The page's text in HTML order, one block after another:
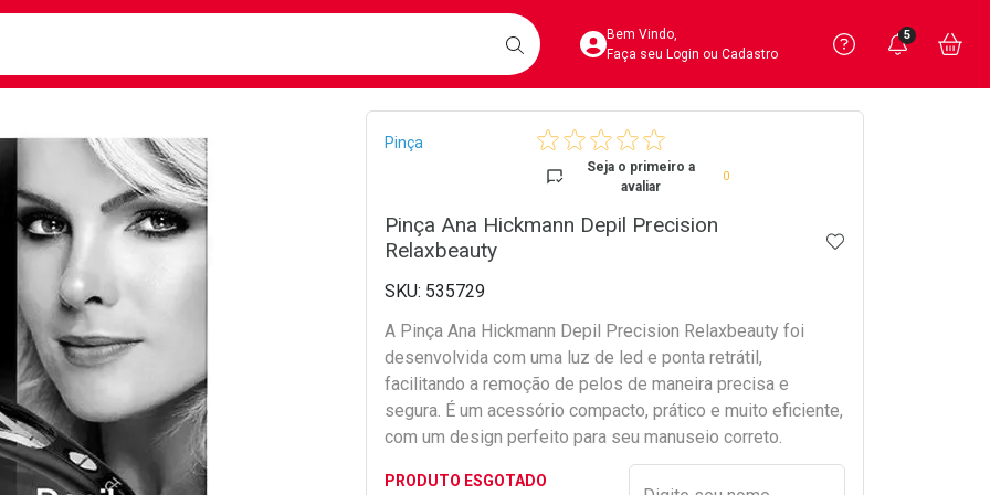
BUSCARAcesse sua Conta
Bem Vindo,
Faça seu Login ou Cadastro
Precisa
Ver Recursos
Você
5
Breadcrumb
Pinça
Seja o primeiro a
avaliar
0
Pinça Ana Hickmann Depil Precision
Relaxbeauty
ADICIONAR AOS
535729
A Pinça Ana Hickmann Depil Precision Relaxbeauty foi
desenvolvida com uma luz de led e ponta retrátil,
facilitando a remoção de pelos de maneira precisa e
segura. É um acessório compacto, prático e muito eficiente,
com um design perfeito para seu manuseio correto.
PRODUTO ESGOTADO Preencher nome e email